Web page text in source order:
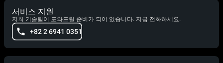
서비스 지원
저희 기술팀이 도와드릴 준비가 되어 있습니다. 지금 전화하세요.
+82 2 6941 0351